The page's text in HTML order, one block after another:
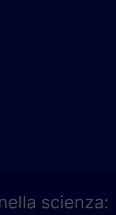
scienza: